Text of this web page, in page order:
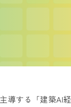
導する「建築AI